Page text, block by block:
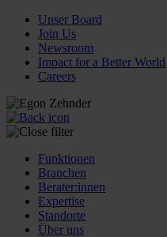
Unser Board
Join Us
Newsroom
Impact for a Better World
Careers
Funktionen
Branchen
Berater:innen
Expertise
Standorte
Über uns